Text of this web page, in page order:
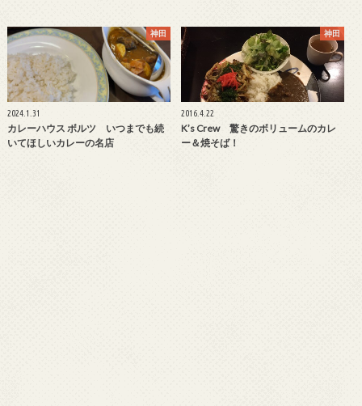
神田
2024.1.31
カレーハウス ボルツ いつまでも続
いてほしいカレーの名店
神田
2016.4.22
K’s Crew 驚きのボリュームのカレ
ー＆焼そば！